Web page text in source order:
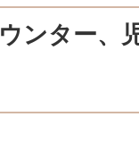
ンター、